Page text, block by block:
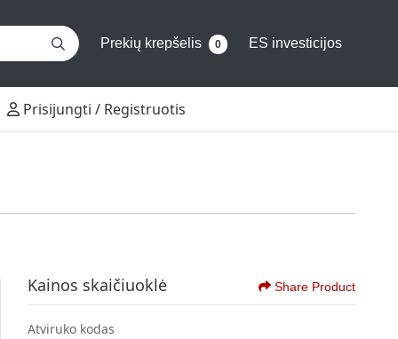
Prekių krepšelis 0 ES investicijos
Prisijungti / Registruotis
Prisijungti / Registruotis
Kainos skaičiuoklė Share Product
Atviruko kodas